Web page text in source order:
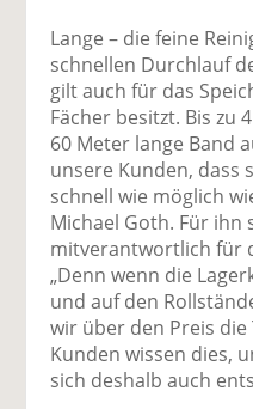
Lange – die feine
schnellen Durchlauf
gilt auch für das
Fächer besitzt. Bis zu
60 Meter lange Band
unsere Kunden, dass
schnell wie möglich
Michael Goth. Für ihn
mitverantwortlich für
„Denn wenn die
und auf den
wir über den Preis
Kunden wissen dies,
sich deshalb auch